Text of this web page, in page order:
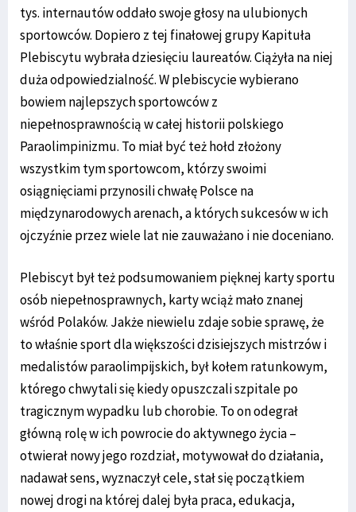
tys. internautów oddało swoje głosy na ulubionych
sportowców. Dopiero z tej finałowej grupy Kapituła
Plebiscytu wybrała dziesięciu laureatów. Ciążyła na niej
duża odpowiedzialność. W plebiscycie wybierano
bowiem najlepszych sportowców z
niepełnosprawnością w całej historii polskiego
Paraolimpinizmu. To miał być też hołd złożony
wszystkim tym sportowcom, którzy swoimi
osiągnięciami przynosili chwałę Polsce na
międzynarodowych arenach, a których sukcesów w ich
ojczyźnie przez wiele lat nie zauważano i nie doceniano.
Plebiscyt był też podsumowaniem pięknej karty sportu
osób niepełnosprawnych, karty wciąż mało znanej
wśród Polaków. Jakże niewielu zdaje sobie sprawę, że
to właśnie sport dla większości dzisiejszych mistrzów i
medalistów paraolimpijskich, był kołem ratunkowym,
którego chwytali się kiedy opuszczali szpitale po
tragicznym wypadku lub chorobie. To on odegrał
główną rolę w ich powrocie do aktywnego życia –
otwierał nowy jego rozdział, motywował do działania,
nadawał sens, wyznaczył cele, stał się początkiem
nowej drogi na której dalej była praca, edukacja,